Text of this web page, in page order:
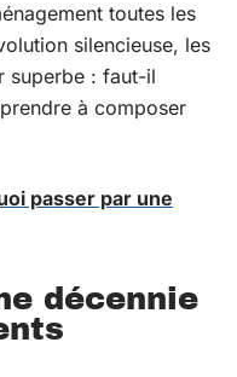
toutes les
silencieuse, les
superbe : faut-il
à composer
passer par une
décennie